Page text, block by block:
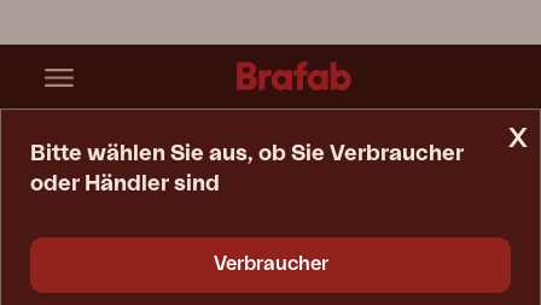
Liege
x
Bitte wählen Sie aus, ob Sie Verbraucher
oder Händler sind
Verbraucher